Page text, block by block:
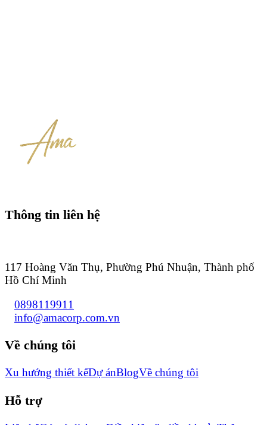
Thông tin liên hệ
117 Hoàng Văn Thụ, Phường Phú Nhuận, Thành phố
Hồ Chí Minh
0898119911
info@amacorp.com.vn
Về chúng tôi
Xu hướng thiết kếDự ánBlogVề chúng tôi
Hỗ trợ